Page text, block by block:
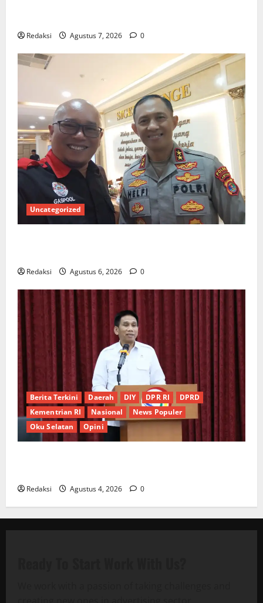
Redaksi Agustus 7, 2026 0
Uncategorized
Redaksi Agustus 6, 2026 0
Berita Terkini Daerah DIY DPR RI
DPRD
Kementrian RI
Nasional
News Populer
Oku Selatan
Opini
Redaksi Agustus 4, 2026 0